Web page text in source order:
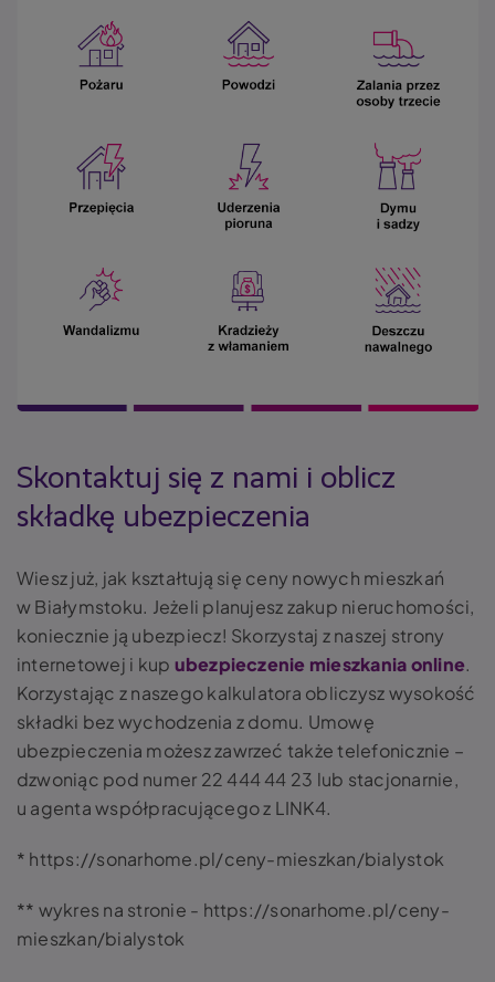
Skontaktuj się z nami i oblicz
składkę ubezpieczenia
Wiesz już, jak kształtują się ceny nowych mieszkań
w Białymstoku. Jeżeli planujesz zakup nieruchomości,
koniecznie ją ubezpiecz! Skorzystaj z naszej strony
internetowej i kup ubezpieczenie mieszkania online.
Korzystając z naszego kalkulatora obliczysz wysokość
składki bez wychodzenia z domu. Umowę
ubezpieczenia możesz zawrzeć także telefonicznie –
dzwoniąc pod numer 22 444 44 23 lub stacjonarnie,
u agenta współpracującego z LINK4.
* https://sonarhome.pl/ceny-mieszkan/bialystok
** wykres na stronie - https://sonarhome.pl/ceny-
mieszkan/bialystok